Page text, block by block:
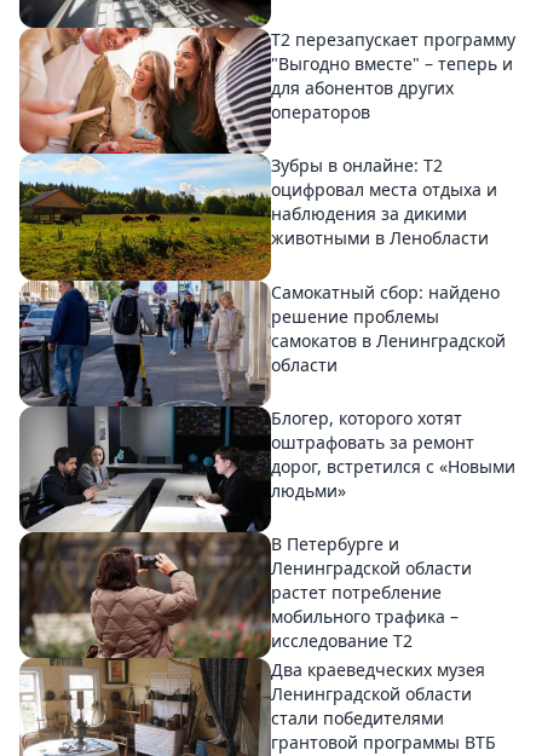
Т2 перезапускает программу
"Выгодно вместе" – теперь и
для абонентов других
операторов
Зубры в онлайне: Т2
оцифровал места отдыха и
наблюдения за дикими
животными в Ленобласти
Самокатный сбор: найдено
решение проблемы
самокатов в Ленинградской
области
Блогер, которого хотят
оштрафовать за ремонт
дорог, встретился с «Новыми
людьми»
В Петербурге и
Ленинградской области
растет потребление
мобильного трафика –
исследование T2
Два краеведческих музея
Ленинградской области
стали победителями
грантовой программы ВТБ